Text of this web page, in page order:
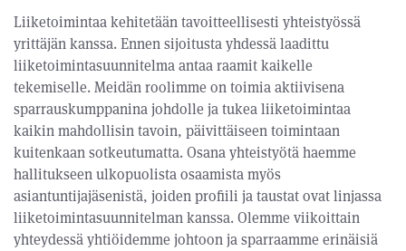
Liiketoimintaa kehitetään tavoitteellisesti yhteistyössä
yrittäjän kanssa. Ennen sijoitusta yhdessä laadittu
liiketoimintasuunnitelma antaa raamit kaikelle
tekemiselle. Meidän roolimme on toimia aktiivisena
sparrauskumppanina johdolle ja tukea liiketoimintaa
kaikin mahdollisin tavoin, päivittäiseen toimintaan
kuitenkaan sotkeutumatta. Osana yhteistyötä haemme
hallitukseen ulkopuolista osaamista myös
asiantuntijajäsenistä, joiden profiili ja taustat ovat linjassa
liiketoimintasuunnitelman kanssa. Olemme viikoittain
yhteydessä yhtiöidemme johtoon ja sparraamme erinäisiä